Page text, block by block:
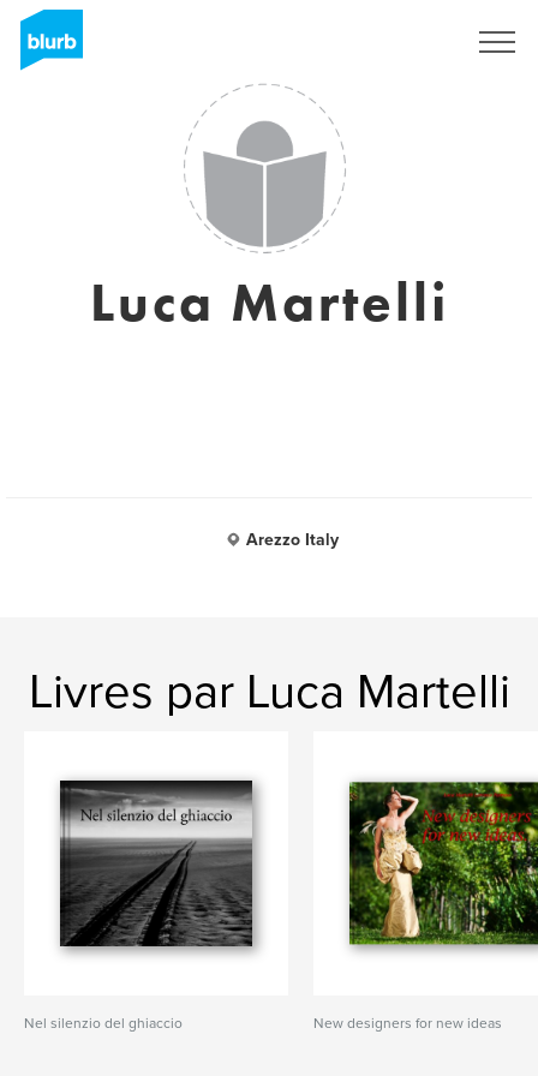
Luca Martelli
Arezzo Italy
Livres par Luca Martelli
Nel silenzio del ghiaccio New designers for new ideas